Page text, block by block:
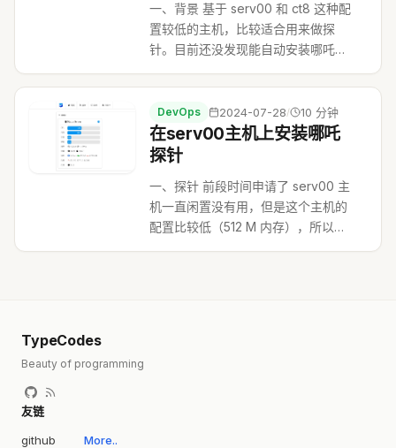
一、背景 基于 serv00 和 ct8 这种配
置较低的主机，比较适合用来做探
针。目前还没发现能自动安装哪吒面
机间动态保活，所以写了这个 github
项目:
https://github.com/vfhky/serv00
ct8 nezha https://...
DevOps 2024-07-28/ 10 分钟
在serv00主机上安装哪吒
探针
一、探针 前段时间申请了 serv00 主
机一直闲置没有用，但是这个主机的
配置比较低（512 M 内存），所以准
TypeCodes
Beauty of programming
友链
github More..